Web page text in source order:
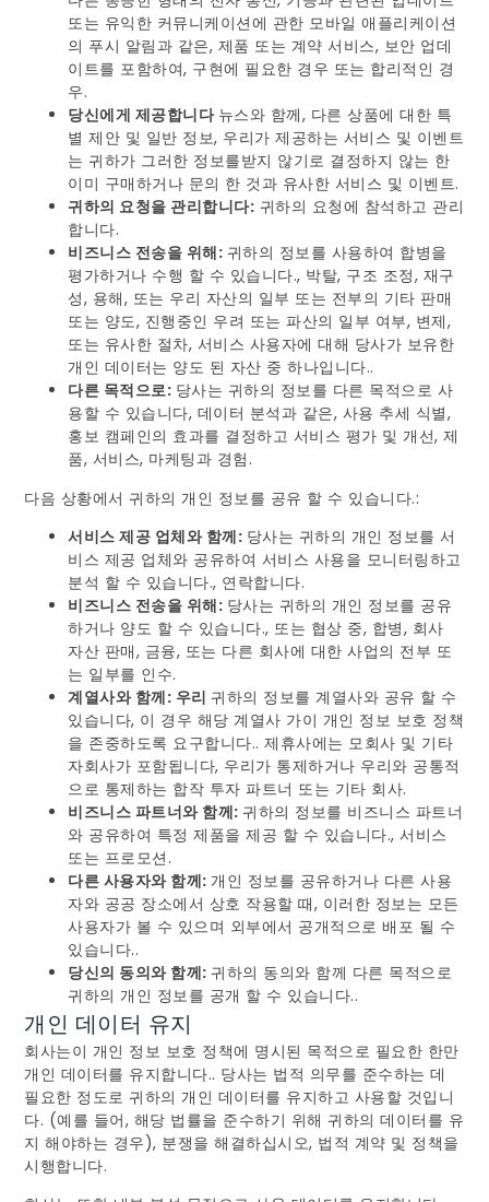
또는 유익한 커뮤니케이션에 관한 모바일 애플리케이션
의 푸시 알림과 같은, 제품 또는 계약 서비스, 보안 업데
이트를 포함하여, 구현에 필요한 경우 또는 합리적인 경
우.
당신에게 제공합니다 뉴스와 함께, 다른 상품에 대한 특
별 제안 및 일반 정보, 우리가 제공하는 서비스 및 이벤트
는 귀하가 그러한 정보를받지 않기로 결정하지 않는 한
이미 구매하거나 문의 한 것과 유사한 서비스 및 이벤트.
귀하의 요청을 관리합니다: 귀하의 요청에 참석하고 관리
합니다.
비즈니스 전송을 위해: 귀하의 정보를 사용하여 합병을
평가하거나 수행 할 수 있습니다., 박탈, 구조 조정, 재구
성, 용해, 또는 우리 자산의 일부 또는 전부의 기타 판매
또는 양도, 진행중인 우려 또는 파산의 일부 여부, 변제,
또는 유사한 절차, 서비스 사용자에 대해 당사가 보유한
개인 데이터는 양도 된 자산 중 하나입니다..
다른 목적으로: 당사는 귀하의 정보를 다른 목적으로 사
용할 수 있습니다, 데이터 분석과 같은, 사용 추세 식별,
홍보 캠페인의 효과를 결정하고 서비스 평가 및 개선, 제
품, 서비스, 마케팅과 경험.
다음 상황에서 귀하의 개인 정보를 공유 할 수 있습니다.:
서비스 제공 업체와 함께: 당사는 귀하의 개인 정보를 서
비스 제공 업체와 공유하여 서비스 사용을 모니터링하고
분석 할 수 있습니다., 연락합니다.
비즈니스 전송을 위해: 당사는 귀하의 개인 정보를 공유
하거나 양도 할 수 있습니다., 또는 협상 중, 합병, 회사
자산 판매, 금융, 또는 다른 회사에 대한 사업의 전부 또
는 일부를 인수.
계열사와 함께: 우리 귀하의 정보를 계열사와 공유 할 수
있습니다, 이 경우 해당 계열사 가이 개인 정보 보호 정책
을 존중하도록 요구합니다.. 제휴사에는 모회사 및 기타
자회사가 포함됩니다, 우리가 통제하거나 우리와 공통적
으로 통제하는 합작 투자 파트너 또는 기타 회사.
비즈니스 파트너와 함께: 귀하의 정보를 비즈니스 파트너
와 공유하여 특정 제품을 제공 할 수 있습니다., 서비스
또는 프로모션.
다른 사용자와 함께:개인 정보를 공유하거나 다른 사용
자와 공공 장소에서 상호 작용할 때, 이러한 정보는 모든
사용자가 볼 수 있으며 외부에서 공개적으로 배포 될 수
있습니다..
당신의 동의와 함께: 귀하의 동의와 함께 다른 목적으로
귀하의 개인 정보를 공개 할 수 있습니다..
개인 데이터 유지
회사는이 개인 정보 보호 정책에 명시된 목적으로 필요한 한만
개인 데이터를 유지합니다.. 당사는 법적 의무를 준수하는 데
필요한 정도로 귀하의 개인 데이터를 유지하고 사용할 것입니
다. (예를 들어, 해당 법률을 준수하기 위해 귀하의 데이터를 유
지 해야하는 경우), 분쟁을 해결하십시오, 법적 계약 및 정책을
시행합니다.